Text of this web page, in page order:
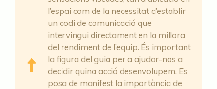
l’espai com de la necessitat d’establir
un codi de comunicació que
intervingui directament en la millora
del rendiment de l’equip. És important
la figura del guia per a ajudar-nos a
decidir quina acció desenvolupem. Es
posa de manifest la importància de